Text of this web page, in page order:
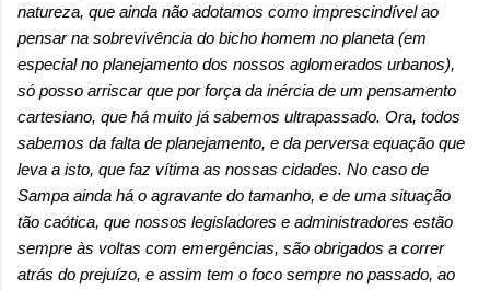
natureza, que ainda não adotamos como imprescindível ao
pensar na sobrevivência do bicho homem no planeta (em
especial no planejamento dos nossos aglomerados urbanos),
só posso arriscar que por força da inércia de um pensamento
cartesiano, que há muito já sabemos ultrapassado. Ora, todos
sabemos da falta de planejamento, e da perversa equação que
leva a isto, que faz vítima as nossas cidades. No caso de
Sampa ainda há o agravante do tamanho, e de uma situação
tão caótica, que nossos legisladores e administradores estão
sempre às voltas com emergências, são obrigados a correr
atrás do prejuízo, e assim tem o foco sempre no passado, ao